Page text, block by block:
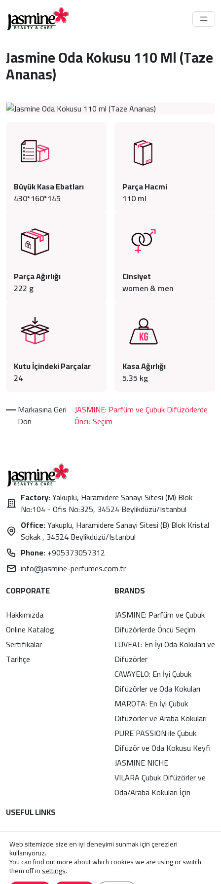
Jasmine Oda Kokusu 110 Ml (Taze
Ananas)
Büyük Kasa Ebatları
430*160*145
Parça Hacmi
110ml
Parça Ağırlığı
222 g
Cinsiyet
women & men
Kutu İçindeki Parçalar
24
Kasa Ağırlığı
5.35 kg
Markasına Geri
Dön
JASMINE: Parfüm ve Çubuk Difüzörlerde
Öncü Seçim
Factory:Yakuplu, Haramidere Sanayi Sitesi (M) Blok
No:104 - Ofis No:325, 34524 Beylikdüzü/Istanbul
Office:Yakuplu, Haramidere Sanayi Sitesi (B) Blok Kristal
Sokak , 34524 Beylikdüzü/Istanbul
Phone:+905373057312
info@jasmine-perfumes.com.tr
CORPORATE
Hakkımızda
Online Katalog
Sertifikalar
Tarihçe
BRANDS
JASMINE: Parfüm ve Çubuk
Difüzörlerde Öncü Seçim
LUVEAL: En İyi Oda Kokuları ve
Difüzörler
CAVAYELO: En İyi Çubuk
Difüzörler ve Oda Kokuları
MAROTA: En İyi Çubuk
Difüzörler ve Araba Kokuları
PURE PASSION ile Çubuk
Difüzör ve Oda Kokusu Keyfi
JASMINE NICHE
VILARA Çubuk Difüzörler ve
Oda/Araba Kokuları İçin
USEFUL LINKS
İletişim
Gizlilik Politikası
KVKK
Web sitemizde size en iyi deneyimi sunmak için çerezleri
kullanıyoruz.
You can find out more about which cookies we are using or switch
them off insettings.